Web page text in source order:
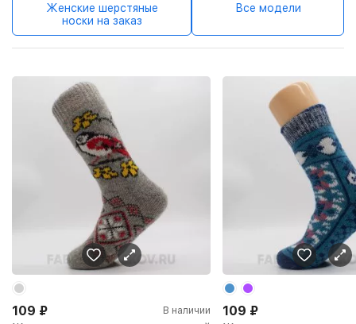
Женские шерстяные
носки на заказ
Все модели
109 ₽ В наличии 109 ₽